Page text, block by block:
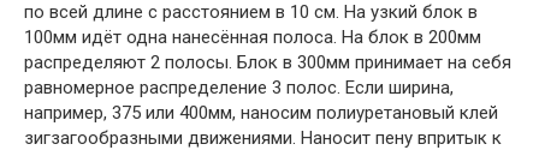
по всей длине с расстоянием в 10 см. На узкий блок в
100мм идёт одна нанесённая полоса. На блок в 200мм
распределяют 2 полосы. Блок в 300мм принимает на себя
равномерное распределение 3 полос. Если ширина,
например, 375 или 400мм, наносим полиуретановый клей
зигзагообразными движениями. Наносит пену впритык к